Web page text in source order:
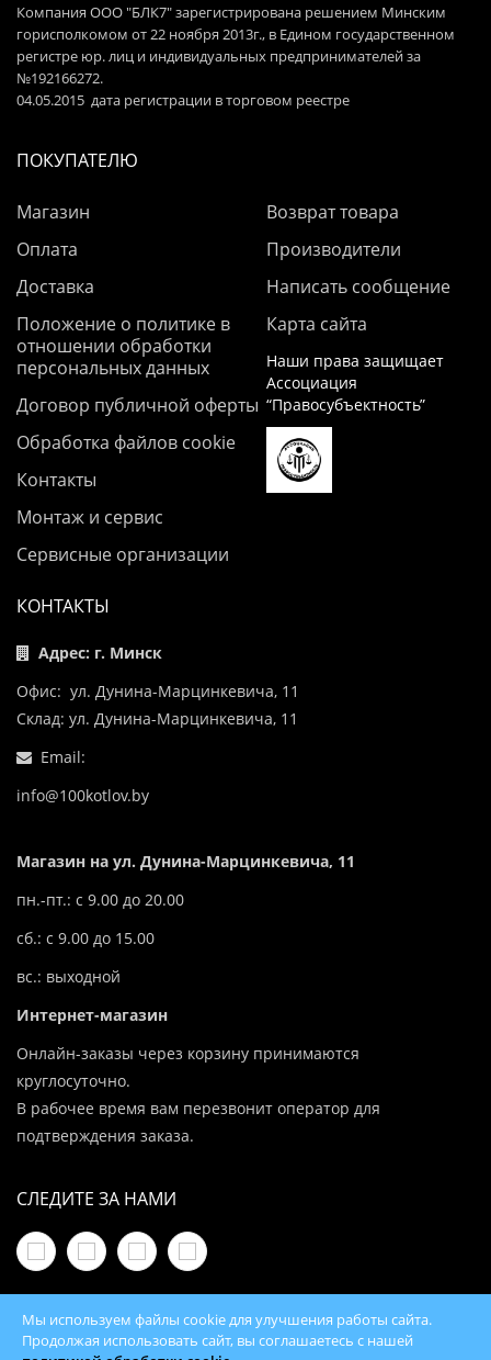
Компания ООО "БЛК7" зарегистрирована решением Минским
горисполкомом от 22 ноября 2013г., в Едином государственном
регистре юр. лиц и индивидуальных предпринимателей за
№192166272.
04.05.2015 дата регистрации в торговом реестре
ПОКУПАТЕЛЮ
Магазин
Оплата
Доставка
Положение о политике в
отношении обработки
персональных данных
Договор публичной оферты
Обработка файлов cookie
Контакты
Монтаж и сервис
Сервисные организации
Возврат товара
Производители
Написать сообщение
Карта сайта
Наши права защищает
Ассоциация
“Правосубъектность”
КОНТАКТЫ
Адрес: г. Минск
Офис: ул. Дунина-Марцинкевича, 11
Склад: ул. Дунина-Марцинкевича, 11
Email:
info@100kotlov.by
Магазин на ул. Дунина-Марцинкевича, 11
пн.-пт.: с 9.00 до 20.00
сб.: с 9.00 до 15.00
вс.: выходной
Интернет-магазин
Онлайн-заказы через корзину принимаются
круглосуточно.
В рабочее время вам перезвонит оператор для
подтверждения заказа.
СЛЕДИТЕ ЗА НАМИ
Мы используем файлы cookie для улучшения работы сайта.
Продолжая использовать сайт, вы соглашаетесь с нашей